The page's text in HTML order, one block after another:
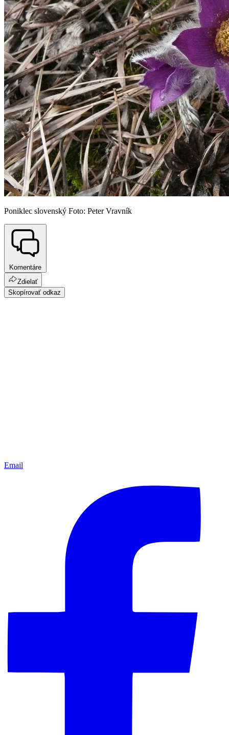
Poniklec slovenský Foto: Peter Vravník
Komentáre
Zdielať
Skopírovať odkaz
Email